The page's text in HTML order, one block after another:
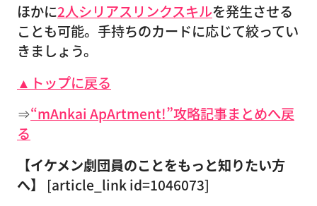
ほかに2人シリアスリンクスキルを発生させる
ことも可能。手持ちのカードに応じて絞ってい
きましょう。
▲トップに戻る
⇒“mAnkai ApArtment!”攻略記事まとめへ戻
る
【イケメン劇団員のことをもっと知りたい方
へ】
[article_link id=1046073]